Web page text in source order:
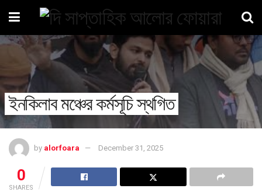
ইনকিলাব মঞ্চের কর্মসূচি স্থগিত
by alorfoara December 31, 2025
0
SHARES